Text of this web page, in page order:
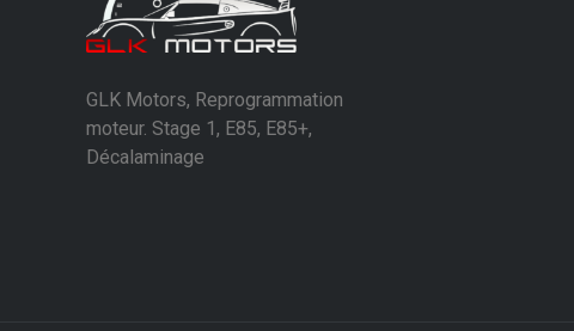
GLK Motors, Reprogrammation
moteur. Stage 1, E85, E85+,
Décalaminage